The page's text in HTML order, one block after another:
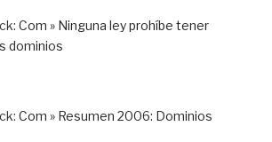
Com » Ninguna ley prohíbe tener
dominios
Com » Resumen 2006: Dominios